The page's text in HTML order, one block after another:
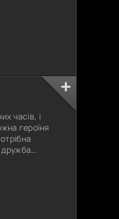
часів, і
героїня
дружба